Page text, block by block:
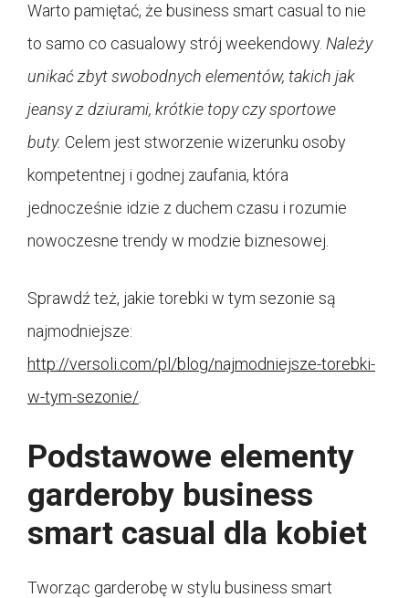
Warto pamiętać, że business smart casual to nie
to samo co casualowy strój weekendowy. Należy
unikać zbyt swobodnych elementów, takich jak
jeansy z dziurami, krótkie topy czy sportowe
buty. Celem jest stworzenie wizerunku osoby
kompetentnej i godnej zaufania, która
jednocześnie idzie z duchem czasu i rozumie
nowoczesne trendy w modzie biznesowej.
Sprawdź też, jakie torebki w tym sezonie są
najmodniejsze:
http://versoli.com/pl/blog/najmodniejsze-torebki-
w-tym-sezonie/
Podstawowe elementy
garderoby business
smart casual dla kobiet
Tworząc garderobę w stylu business smart